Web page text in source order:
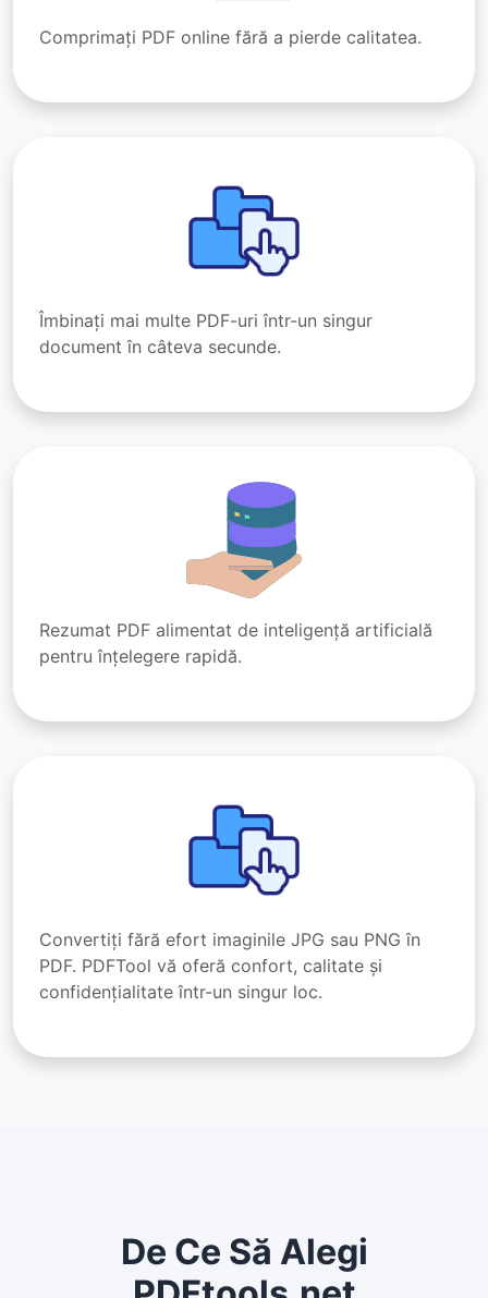
Comprimați PDF online fără a pierde calitatea.
Îmbinați mai multe PDF-uri într-un singur
document în câteva secunde.
Rezumat PDF alimentat de inteligență artificială
pentru înțelegere rapidă.
Convertiți fără efort imaginile JPG sau PNG în
PDF. PDFTool vă oferă confort, calitate și
confidențialitate într-un singur loc.
De Ce Să Alegi